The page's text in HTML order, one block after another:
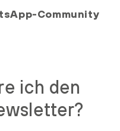
Community
ich den